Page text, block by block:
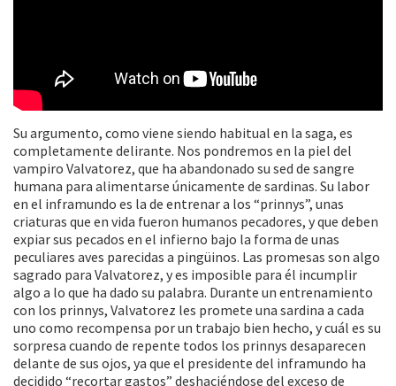
Su argumento, como viene siendo habitual en la saga, es
completamente delirante. Nos pondremos en la piel del
vampiro Valvatorez, que ha abandonado su sed de sangre
humana para alimentarse únicamente de sardinas. Su labor
en el inframundo es la de entrenar a los “prinnys”, unas
criaturas que en vida fueron humanos pecadores, y que deben
expiar sus pecados en el infierno bajo la forma de unas
peculiares aves parecidas a pingüinos. Las promesas son algo
sagrado para Valvatorez, y es imposible para él incumplir
algo a lo que ha dado su palabra. Durante un entrenamiento
con los prinnys, Valvatorez les promete una sardina a cada
uno como recompensa por un trabajo bien hecho, y cuál es su
sorpresa cuando de repente todos los prinnys desaparecen
delante de sus ojos, ya que el presidente del inframundo ha
decidido “recortar gastos” deshaciéndose del exceso de